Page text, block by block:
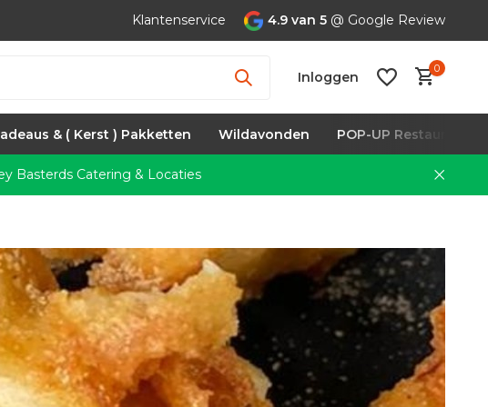
Klantenservice 4.9 van 5 @ Google Review
Inloggen
aanmaken
0
& ( Kerst ) Pakketten Wildavonden POP-UP Restaurants
Basterds Catering & Locaties